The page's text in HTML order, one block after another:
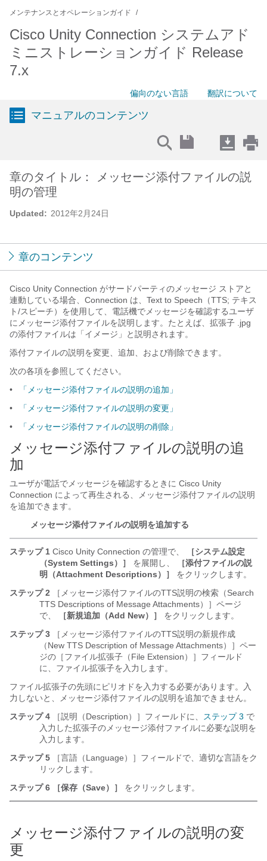
メンテナンスとオペレーションガイド
Cisco Unity Connection システムアド
ミニストレーションガイド Release
7.x
偏向のない言語 翻訳について
マニュアルのコンテンツ
Updated: 2012年2月24日
章のタイトル： メッセージ添付ファイルの説
明の管理
章のコンテンツ
Cisco Unity Connection がサードパーティのメッセージ ストアと
連動している場合、Connection は、Text to Speech（TTS; テキス
ト/スピーチ）を使用して、電話機でメッセージを確認するユーザ
にメッセージ添付ファイルを説明します。たとえば、拡張子 .jpg
の添付ファイルは「イメージ」と説明されます。
添付ファイルの説明を変更、追加、および削除できます。
次の各項を参照してください。
•
「メッセージ添付ファイルの説明の追加」
•
「メッセージ添付ファイルの説明の変更」
•
「メッセージ添付ファイルの説明の削除」
メッセージ添付ファイルの説明の追
加
ユーザが電話でメッセージを確認するときに Cisco Unity
Connection によって再生される、メッセージ添付ファイルの説明
を追加できます。
メッセージ添付ファイルの説明を追加する
ステップ 1 Cisco Unity Connection の管理で、
［システム設定
（System Settings）］
を展開し、
［添付ファイルの説
明（Attachment Descriptions）］
をクリックします。
ステップ 2 ［メッセージ添付ファイルのTTS説明の検索（Search
TTS Descriptions of Message Attachments）］ページ
で、
［新規追加（Add New）］
をクリックします。
ステップ 3
［メッセージ添付ファイルのTTS説明の新規作成
（New TTS Description of Message Attachments）］ペー
ジの［ファイル拡張子（File Extension）］フィールド
に、ファイル拡張子を入力します。
ファイル拡張子の先頭にピリオドを入力する必要があります。入
力しないと、メッセージ添付ファイルの説明を追加できません。
ステップ 4 ［説明（Description）］フィールドに、 ステップ 3 で
入力した拡張子のメッセージ添付ファイルに必要な説明を
入力します。
ステップ 5 ［言語（Language）］フィールドで、適切な言語をク
リックします。
ステップ 6
［保存（Save）］ をクリックします。
メッセージ添付ファイルの説明の変
更